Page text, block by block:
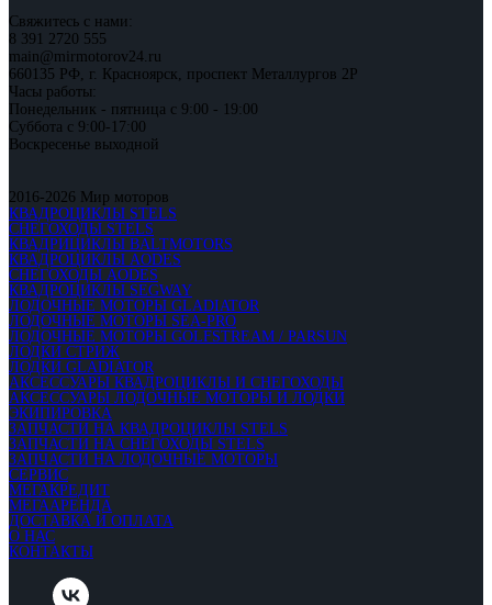
Свяжитесь с нами:
8 391 2720 555
main@mirmotorov24.ru
660135 РФ, г. Красноярск, проспект Металлургов 2Р
Часы работы:
Понедельник - пятница с 9:00 - 19:00
Суббота с 9:00-17:00
Воскресенье выходной
2016-2026 Мир моторов
КВАДРОЦИКЛЫ STELS
СНЕГОХОДЫ STELS
КВАДРИЦИКЛЫ BALTMOTORS
КВАДРОЦИКЛЫ AODES
СНЕГОХОДЫ AODES
КВАДРОЦИКЛЫ SEGWAY
ЛОДОЧНЫЕ МОТОРЫ GLADIATOR
ЛОДОЧНЫЕ МОТОРЫ SEA-PRO
ЛОДОЧНЫЕ МОТОРЫ GOLFSTREAM / PARSUN
ЛОДКИ СТРИЖ
ЛОДКИ GLADIATOR
АКСЕССУАРЫ КВАДРОЦИКЛЫ И СНЕГОХОДЫ
АКСЕССУАРЫ ЛОДОЧНЫЕ МОТОРЫ И ЛОДКИ
ЭКИПИРОВКА
ЗАПЧАСТИ НА КВАДРОЦИКЛЫ STELS
ЗАПЧАСТИ НА СНЕГОХОДЫ STELS
ЗАПЧАСТИ НА ЛОДОЧНЫЕ МОТОРЫ
СЕРВИС
МЕГАКРЕДИТ
МЕГААРЕНДА
ДОСТАВКА И ОПЛАТА
О НАС
КОНТАКТЫ